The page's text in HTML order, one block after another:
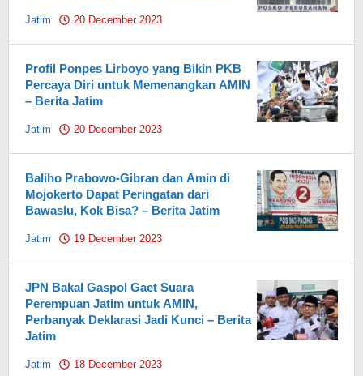
Jatim 20 December 2023
Profil Ponpes Lirboyo yang Bikin PKB
Percaya Diri untuk Memenangkan AMIN
– Berita Jatim
Jatim 20 December 2023
Baliho Prabowo-Gibran dan Amin di
Mojokerto Dapat Peringatan dari
Bawaslu, Kok Bisa? – Berita Jatim
Jatim 19 December 2023
JPN Bakal Gaspol Gaet Suara
Perempuan Jatim untuk AMIN,
Perbanyak Deklarasi Jadi Kunci – Berita
Jatim
Jatim 18 December 2023